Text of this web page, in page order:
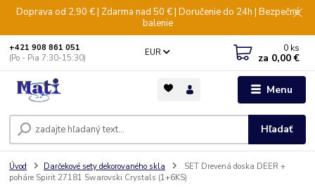
Doprava od 2,90 € | Zdarma nad 50 € | Doručenie do 24h | Bezpečné
balenie
Menu
EUR
Hľadať
+421 908 861 051
(Po - Pia 7:30-15:30)
0 ks
za 0,00 €
Úvod Darčekové sety dekorovaného skla
SET Drevená doska DEER +
poháre Spirit 27181 Swarovski Crystals (1+6KS)